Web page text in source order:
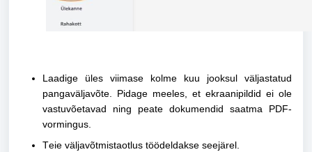
Laadige üles viimase kolme kuu jooksul väljastatud
pangaväljavõte. Pidage meeles, et ekraanipildid ei ole
vastuvõetavad ning peate dokumendid saatma PDF-
vormingus.
Teie väljavõtmistaotlus töödeldakse seejärel.